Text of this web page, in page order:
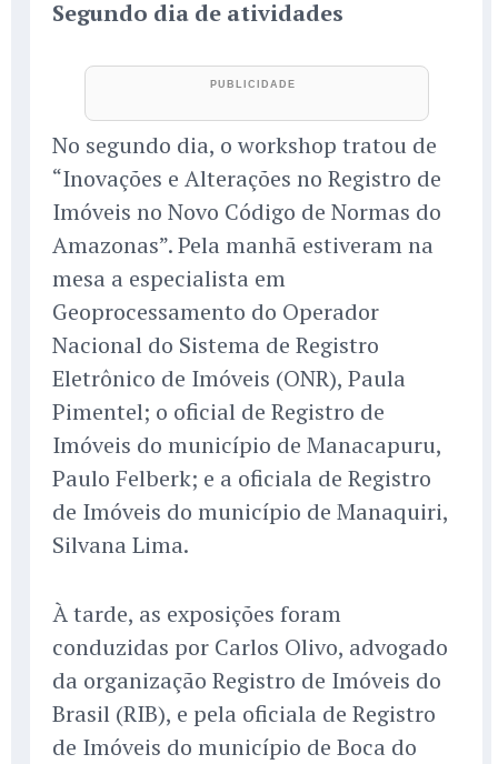
Segundo dia de atividades
No segundo dia, o workshop tratou de
“Inovações e Alterações no Registro de
Imóveis no Novo Código de Normas do
Amazonas”. Pela manhã estiveram na
mesa a especialista em
Geoprocessamento do Operador
Nacional do Sistema de Registro
Eletrônico de Imóveis (ONR), Paula
Pimentel; o oficial de Registro de
Imóveis do município de Manacapuru,
Paulo Felberk; e a oficiala de Registro
de Imóveis do município de Manaquiri,
Silvana Lima.
À tarde, as exposições foram
conduzidas por Carlos Olivo, advogado
da organização Registro de Imóveis do
Brasil (RIB), e pela oficiala de Registro
de Imóveis do município de Boca do